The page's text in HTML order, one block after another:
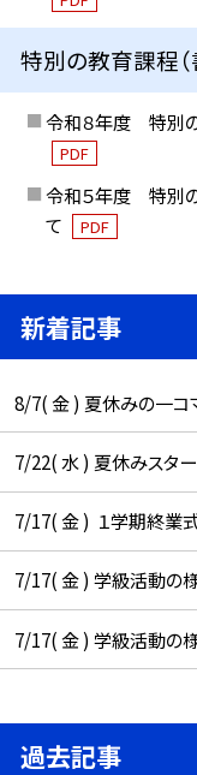
特別の教育課程（
令和８年度 特別
PDF
令和５年度 特別の
て
PDF
新着記事
8/7( 金 ) 夏休みの一コ
7/22( 水 ) 夏休みスタ
7/17( 金 ) １学期終業
7/17( 金 ) 学級活動の
7/17( 金 ) 学級活動の
過去記事